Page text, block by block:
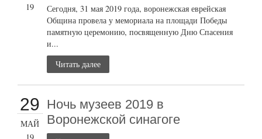
19
Сегодня, 31 мая 2019 года, воронежская еврейская
Община провела у мемориала на площади Победы
памятную церемонию, посвященную Дню Спасения
и...
Читать далее
29
МАЙ
Ночь музеев 2019 в
Воронежской синагоге